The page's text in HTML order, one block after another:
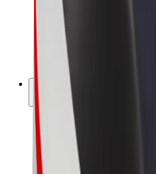
Bolt Drive
Bolt ბიზნესისთვის
ელ. ბაიკი
Bolt Plus
გამოიმუშავე Bolt-თან ერთად
მძღოლები
მძღოლის შემოსავლები
კურიერები